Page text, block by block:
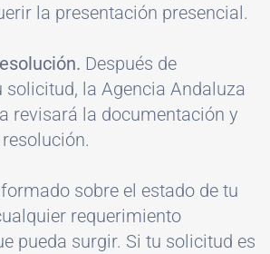
la presentación presencial.
Después de
solicitud, la Agencia Andaluza
revisará la documentación y
sobre el estado de tu
requerimiento
pueda surgir. Si tu solicitud es